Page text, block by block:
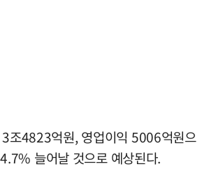
3조4823억원, 영업이익 5006억원으
늘어날 것으로 예상된다.